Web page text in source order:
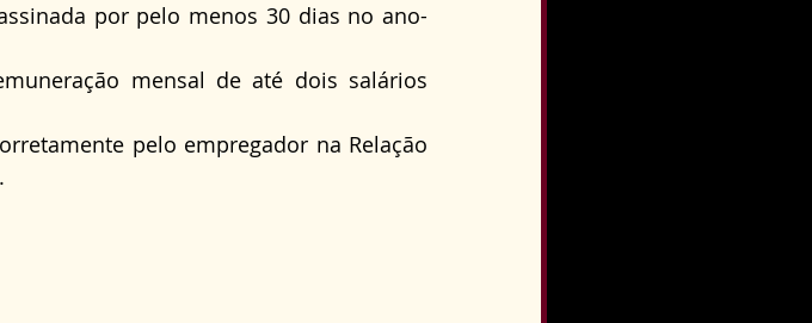
por pelo menos 30 dias no ano-
mensal de até dois salários
pelo empregador na Relação